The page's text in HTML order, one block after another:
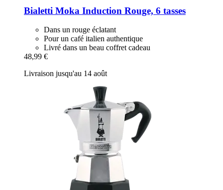
Bialetti Moka Induction Rouge, 6 tasses
Dans un rouge éclatant
Pour un café italien authentique
Livré dans un beau coffret cadeau
48,99 €
Livraison jusqu'au 14 août